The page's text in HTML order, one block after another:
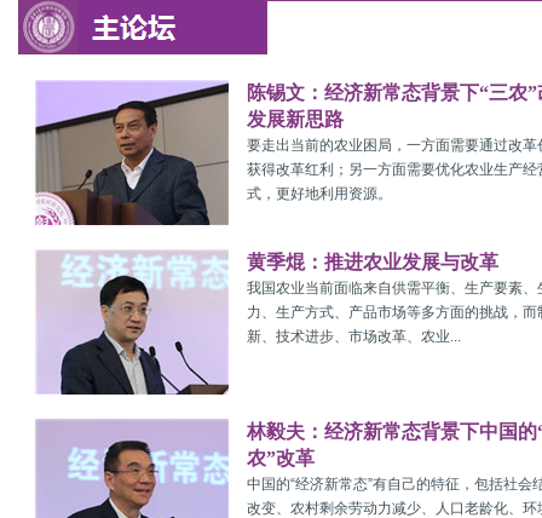
陈锡文：经济新常态背景下“三农”
发展新思路
要走出当前的农业困局，一方面需要通过改革
获得改革红利；另一方面需要优化农业生产经
式，更好地利用资源。
黄季焜：推进农业发展与改革
我国农业当前面临来自供需平衡、生产要素、
力、生产方式、产品市场等多方面的挑战，而
新、技术进步、市场改革、农业...
林毅夫：经济新常态背景下中国的
农”改革
中国的“经济新常态”有自己的特征，包括社会
改变、农村剩余劳动力减少、人口老龄化、环